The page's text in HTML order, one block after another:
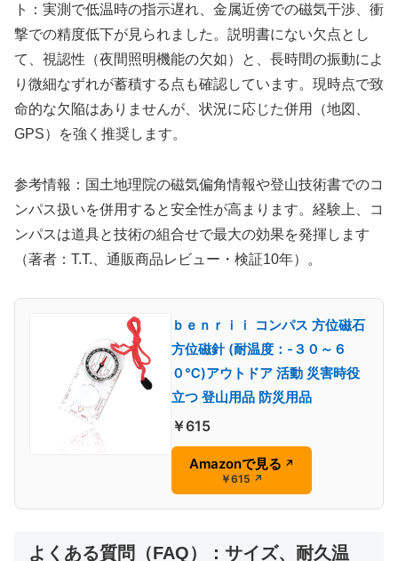
ト：実測で低温時の指示遅れ、金属近傍での磁気干渉、衝
撃での精度低下が見られました。説明書にない欠点とし
て、視認性（夜間照明機能の欠如）と、長時間の振動によ
り微細なずれが蓄積する点も確認しています。現時点で致
命的な欠陥はありませんが、状況に応じた併用（地図、
GPS）を強く推奨します。
参考情報：国土地理院の磁気偏角情報や登山技術書でのコ
ンパス扱いを併用すると安全性が高まります。経験上、コ
ンパスは道具と技術の組合せで最大の効果を発揮します
（著者：T.T.、通販商品レビュー・検証10年）。
ｂｅｎｒｉｉ コンパス 方位磁石
方位磁針 (耐温度：-３０～６
０℃)アウトドア 活動 災害時役
立つ 登山用品 防災用品
￥615
Amazonで見る ↗
￥615 ↗
よくある質問（FAQ）：サイズ、耐久温